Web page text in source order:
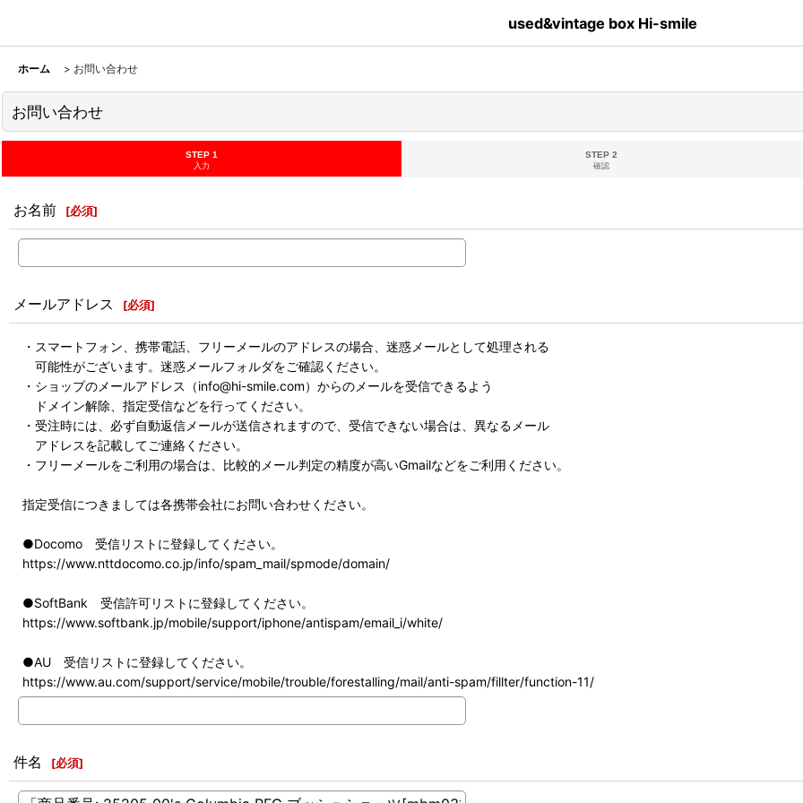
used&vintage box Hi-smile
ホーム > お問い合わせ
お問い合わせ
STEP 1
入力
STEP 2
確認
お名前 [必須]
メールアドレス [必須]
・スマートフォン、携帯電話、フリーメールのアドレスの場合、迷惑メールとして処理される
可能性がございます。迷惑メールフォルダをご確認ください。
・ショップのメールアドレス（info@hi-smile.com）からのメールを受信できるよう
ドメイン解除、指定受信などを行ってください。
・受注時には、必ず自動返信メールが送信されますので、受信できない場合は、異なるメール
アドレスを記載してご連絡ください。
・フリーメールをご利用の場合は、比較的メール判定の精度が高いGmailなどをご利用ください。
指定受信につきましては各携帯会社にお問い合わせください。
●Docomo 受信リストに登録してください。
https://www.nttdocomo.co.jp/info/spam_mail/spmode/domain/
●SoftBank 受信許可リストに登録してください。
https://www.softbank.jp/mobile/support/iphone/antispam/email_i/white/
●AU 受信リストに登録してください。
https://www.au.com/support/service/mobile/trouble/forestalling/mail/anti-spam/fillter/function-11/
件名 [必須]